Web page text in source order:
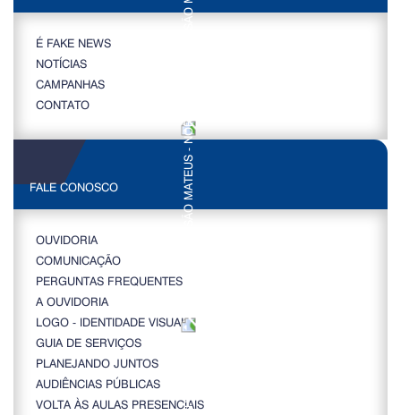
É FAKE NEWS
NOTÍCIAS
CAMPANHAS
CONTATO
FALE CONOSCO
OUVIDORIA
COMUNICAÇÃO
PERGUNTAS FREQUENTES
A OUVIDORIA
LOGO - IDENTIDADE VISUAL
GUIA DE SERVIÇOS
PLANEJANDO JUNTOS
AUDIÊNCIAS PÚBLICAS
VOLTA ÀS AULAS PRESENCIAIS